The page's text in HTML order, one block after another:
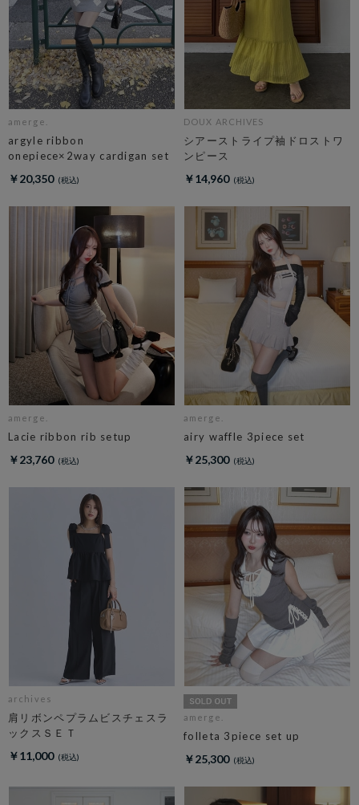
amerge.
argyle ribbon
onepiece×2way cardigan set
￥20,350
DOUX ARCHIVES
シアーストライプ袖ドロストワ
ンピース
￥14,960
amerge.
Lacie ribbon rib setup
￥23,760
amerge.
airy waffle 3piece set
￥25,300
archives
肩リボンペプラムビスチェスラ
ックスＳＥＴ
￥11,000
amerge.
folleta 3piece set up
￥25,300